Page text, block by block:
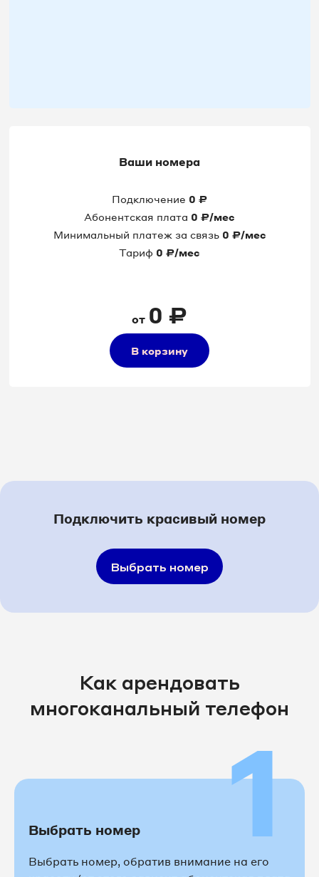
Ваши номера
Подключение 0 ₽
Абонентская плата 0 ₽/мес
Минимальный платеж за связь 0 ₽/мес
Тариф 0 ₽/мес
от 0 ₽
В корзину
Подключить красивый номер
Выбрать номер
Как арендовать
многоканальный телефон
1
Выбрать номер
Выбрать номер, обратив внимание на его